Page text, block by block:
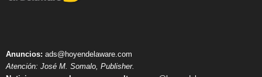
Anuncios: ads@hoyendelaware.com
Atención: José M. Somalo, Publisher.